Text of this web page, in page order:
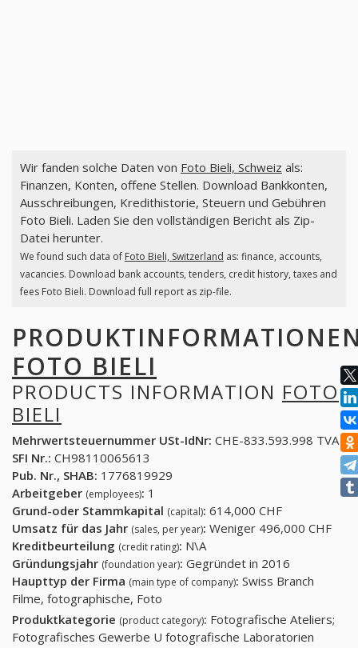
Wir fanden solche Daten von Foto Bieli, Schweiz als:
Finanzen, Konten, offene Stellen. Download Bankkonten,
Ausschreibungen, Kredithistorie, Steuern und Gebühren
Foto Bieli. Laden Sie den vollständigen Bericht als Zip-
Datei herunter.
We found such data of Foto Bieli, Switzerland as: finance, accounts,
vacancies. Download bank accounts, tenders, credit history, taxes and
fees Foto Bieli. Download full report as zip-file.
FOTO BIELI
PRODUCTS INFORMATION FOTO
BIELI
Mehrwertsteuernummer USt-IdNr: CHE-833.593.998 TVA
SFI Nr.: CH98110065613
Pub. Nr., SHAB: 1776819929
Arbeitgeber (employees): 1
Grund-oder Stammkapital (capital): 614,000 CHF
Umsatz für das Jahr (sales, per year): Weniger 496,000 CHF
Kreditbeurteilung (credit rating): N\A
Gründungsjahr (foundation year): Gegründet in 2016
Haupttyp der Firma (main type of company): Swiss Branch
Filme, fotographische, Foto
Produktkategorie (product category): Fotografische Ateliers;
Fotografisches Gewerbe U fotografische Laboratorien